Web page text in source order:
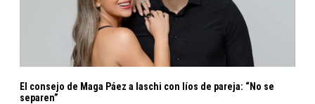
El consejo de Maga Páez a laschi con líos de pareja: “No se
separen”